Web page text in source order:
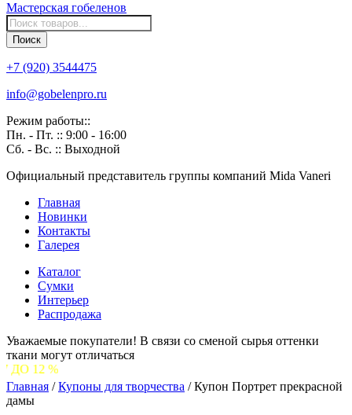
Мастерская гобеленов
Поиск
товаров
Поиск
+7 (920) 3544475
info@gobelenpro.ru
Режим работы::
Пн. - Пт. :: 9:00 - 16:00
Сб. - Вс. :: Выходной
Официальный представитель группы компаний Mida Vaneri
Главная
Новинки
Контакты
Галерея
Каталог
Сумки
Интерьер
Распродажа
Уважаемые покупатели! В связи со сменой сырья оттенки
ткани могут отличаться
Главная /Купоны для творчества /Купон Портрет прекрасной
дамы